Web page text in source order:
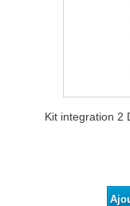
Kit integration 2